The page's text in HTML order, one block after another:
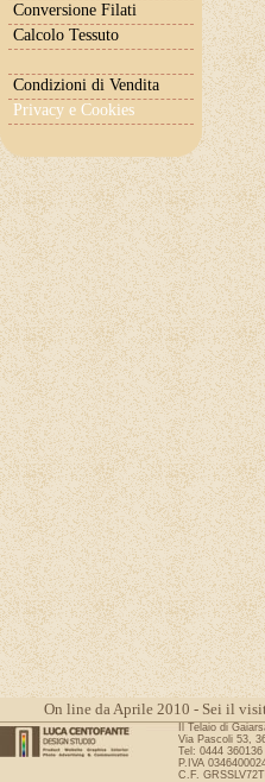
Conversione Filati
Calcolo Tessuto
Condizioni di Vendita
Privacy e Cookies
On line da Aprile 2010 - Sei il
Il Telaio di
Via Pascoli 53,
Tel: 0444 360136
P.IVA
C.F.